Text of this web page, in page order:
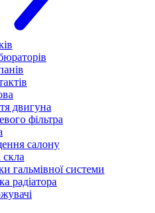
двигуна
фільтра
салону
гальмівної системи
радіатора